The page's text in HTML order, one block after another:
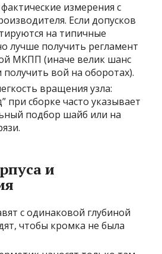
измерения с
Если допусков
на типичные
лучше получить регламент
МКПП (иначе велик шанс
получить вой на оборотах).
вращения узла:
при сборке часто указывает
подбор шайб или на
и
с одинаковой глубиной
чтобы кромка не была